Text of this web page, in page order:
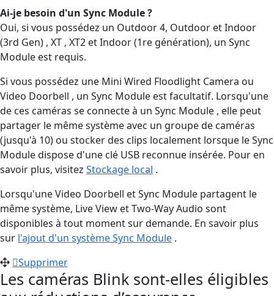
Ai-je besoin d'un Sync Module ?
Oui, si vous possédez un Outdoor 4, Outdoor et Indoor
(3rd Gen) , XT , XT2 et Indoor (1re génération), un Sync
Module est requis.
Si vous possédez une Mini Wired Floodlight Camera ou
Video Doorbell , un Sync Module est facultatif. Lorsqu'une
de ces caméras se connecte à un Sync Module , elle peut
partager le même système avec un groupe de caméras
(jusqu'à 10) ou stocker des clips localement lorsque le Sync
Module dispose d'une clé USB reconnue insérée. Pour en
savoir plus, visitez Stockage local .
Lorsqu'une Video Doorbell et Sync Module partagent le
même système, Live View et Two-Way Audio sont
disponibles à tout moment sur demande. En savoir plus
sur l'ajout d'un système Sync Module .
Supprimer
Les caméras Blink sont-elles éligibles